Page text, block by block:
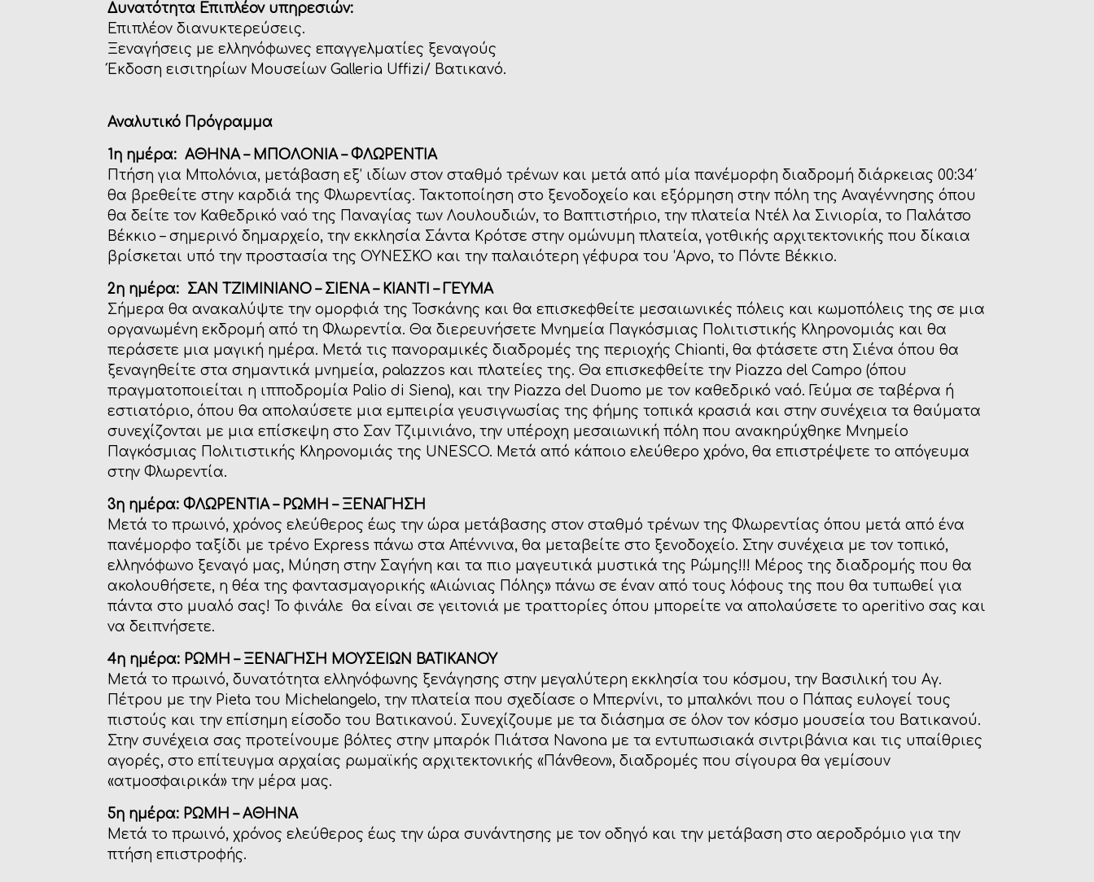
Δυνατότητα Επιπλέον υπηρεσιών:
Επιπλέον διανυκτερεύσεις.
Ξεναγήσεις με ελληνόφωνες επαγγελματίες ξεναγούς
Έκδοση εισιτηρίων Μουσείων Galleria Uffizi/ Βατικανό.
Αναλυτικό Πρόγραμμα
1η ημέρα: ΑΘΗΝΑ – ΜΠΟΛΟΝΙΑ – ΦΛΩΡΕΝΤΙΑ
Πτήση για Μπολόνια, μετάβαση εξ’ ιδίων στον σταθμό τρένων και μετά από μία πανέμορφη διαδρομή διάρκειας 00:34′
θα βρεθείτε στην καρδιά της Φλωρεντίας. Τακτοποίηση στο ξενοδοχείο και εξόρμηση στην πόλη της Αναγέννησης όπου
θα δείτε τον Καθεδρικό ναό της Παναγίας των Λουλουδιών, το Βαπτιστήριο, την πλατεία Ντέλ λα Σινιορία, το Παλάτσο
Βέκκιο – σημερινό δημαρχείο, την εκκλησία Σάντα Κρότσε στην ομώνυμη πλατεία, γοτθικής αρχιτεκτονικής που δίκαια
βρίσκεται υπό την προστασία της ΟΥΝΕΣΚΟ και την παλαιότερη γέφυρα του ‘Αρνο, το Πόντε Βέκκιο.
2η ημέρα: ΣΑΝ ΤΖΙΜΙΝΙΑΝΟ – ΣΙΕΝΑ – ΚΙΑΝΤΙ – ΓΕΥΜΑ
Σήμερα θα ανακαλύψτε την ομορφιά της Τοσκάνης και θα επισκεφθείτε μεσαιωνικές πόλεις και κωμοπόλεις της σε μια
οργανωμένη εκδρομή από τη Φλωρεντία. Θα διερευνήσετε Μνημεία Παγκόσμιας Πολιτιστικής Κληρονομιάς και θα
περάσετε μια μαγική ημέρα. Μετά τις πανοραμικές διαδρομές της περιοχής Chianti, θα φτάσετε στη Σιένα όπου θα
ξεναγηθείτε στα σημαντικά μνημεία, palazzos και πλατείες της. Θα επισκεφθείτε την Piazza del Campo (όπου
πραγματοποιείται η ιπποδρομία Palio di Siena), και την Piazza del Duomo με τον καθεδρικό ναό. Γεύμα σε ταβέρνα ή
εστιατόριο, όπου θα απολαύσετε μια εμπειρία γευσιγνωσίας της φήμης τοπικά κρασιά και στην συνέχεια τα θαύματα
συνεχίζονται με μια επίσκεψη στο Σαν Τζιμινιάνο, την υπέροχη μεσαιωνική πόλη που ανακηρύχθηκε Μνημείο
Παγκόσμιας Πολιτιστικής Κληρονομιάς της UNESCO. Μετά από κάποιο ελεύθερο χρόνο, θα επιστρέψετε το απόγευμα
στην Φλωρεντία.
3η ημέρα: ΦΛΩΡΕΝΤΙΑ – ΡΩΜΗ – ΞΕΝΑΓΗΣΗ
Μετά το πρωινό, χρόνος ελεύθερος έως την ώρα μετάβασης στον σταθμό τρένων της Φλωρεντίας όπου μετά από ένα
πανέμορφο ταξίδι με τρένο Express πάνω στα Απέννινα, θα μεταβείτε στο ξενοδοχείο. Στην συνέχεια με τον τοπικό,
ελληνόφωνο ξεναγό μας, Μύηση στην Σαγήνη και τα πιο μαγευτικά μυστικά της Ρώμης!!! Μέρος της διαδρομής που θα
ακολουθήσετε, η θέα της φαντασμαγορικής «Αιώνιας Πόλης» πάνω σε έναν από τους λόφους της που θα τυπωθεί για
πάντα στο μυαλό σας! Το φινάλε θα είναι σε γειτονιά με τραττορίες όπου μπορείτε να απολαύσετε το aperitivo σας και
να δειπνήσετε.
4η ημέρα: ΡΩΜΗ – ΞΕΝΑΓΗΣΗ ΜΟΥΣΕΙΩΝ ΒΑΤΙΚΑΝΟΥ
Μετά το πρωινό, δυνατότητα ελληνόφωνης ξενάγησης στην μεγαλύτερη εκκλησία του κόσμου, την Βασιλική του Αγ.
Πέτρου με την Pieta του Michelangelo, την πλατεία που σχεδίασε ο Μπερνίνι, το μπαλκόνι που ο Πάπας ευλογεί τους
πιστούς και την επίσημη είσοδο του Βατικανού. Συνεχίζουμε με τα διάσημα σε όλον τον κόσμο μουσεία του Βατικανού.
Στην συνέχεια σας προτείνουμε βόλτες στην μπαρόκ Πιάτσα Navona με τα εντυπωσιακά σιντριβάνια και τις υπαίθριες
αγορές, στο επίτευγμα αρχαίας ρωμαϊκής αρχιτεκτονικής «Πάνθεον», διαδρομές που σίγουρα θα γεμίσουν
«ατμοσφαιρικά» την μέρα μας.
5η ημέρα: ΡΩΜΗ – ΑΘΗΝΑ
Μετά το πρωινό, χρόνος ελεύθερος έως την ώρα συνάντησης με τον οδηγό και την μετάβαση στο αεροδρόμιο για την
πτήση επιστροφής.